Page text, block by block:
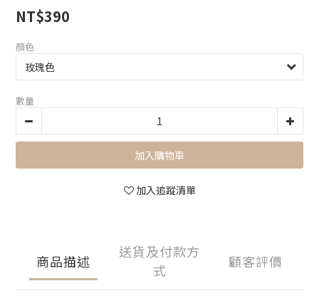
NT$390
顏色
數量
加入購物車
加入追蹤清單
商品描述
送貨及付款方
式
顧客評價